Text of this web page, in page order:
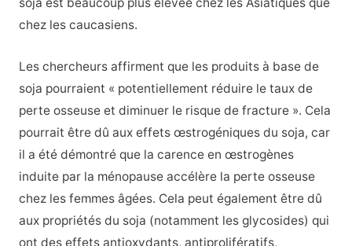
chez les caucasiens.
Les chercheurs affirment que les produits à base de
soja pourraient « potentiellement réduire le taux de
perte osseuse et diminuer le risque de fracture ». Cela
pourrait être dû aux effets œstrogéniques du soja, car
il a été démontré que la carence en œstrogènes
induite par la ménopause accélère la perte osseuse
chez les femmes âgées. Cela peut également être dû
aux propriétés du soja (notamment les glycosides) qui
ont des effets antioxydants, antiprolifératifs,